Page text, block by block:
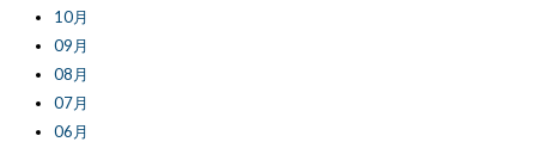
10月
09月
08月
07月
06月